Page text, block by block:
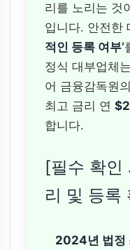
리를 노리는 것
입니다. 안전한
적인 등록 여부’
정식 대부업체
어 금융감독원
최고 금리 연
합니다.
[필수 확인
리 및 등록
2024년 법정